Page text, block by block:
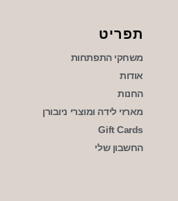
תפריט
משחקי התפתחות
אודות
החנות
מארזי לידה ומוצרי ניובורן
Gift Cards
החשבון שלי